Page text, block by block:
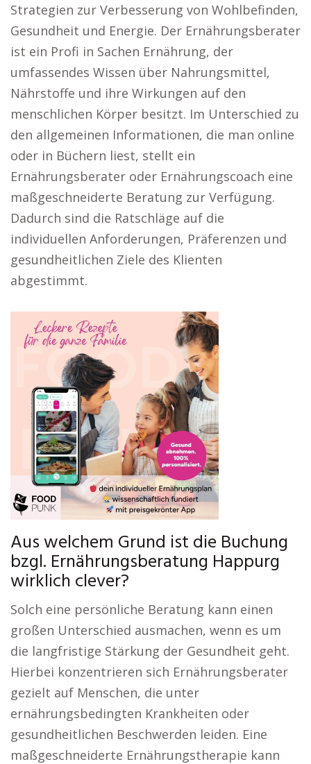
Strategien zur Verbesserung von Wohlbefinden,
Gesundheit und Energie. Der Ernährungsberater
ist ein Profi in Sachen Ernährung, der
umfassendes Wissen über Nahrungsmittel,
Nährstoffe und ihre Wirkungen auf den
menschlichen Körper besitzt. Im Unterschied zu
den allgemeinen Informationen, die man online
oder in Büchern liest, stellt ein
Ernährungsberater oder Ernährungscoach eine
maßgeschneiderte Beratung zur Verfügung.
Dadurch sind die Ratschläge auf die
individuellen Anforderungen, Präferenzen und
gesundheitlichen Ziele des Klienten
abgestimmt.
Aus welchem Grund ist die Buchung
bzgl. Ernährungsberatung Happurg
wirklich clever?
Solch eine persönliche Beratung kann einen
großen Unterschied ausmachen, wenn es um
die langfristige Stärkung der Gesundheit geht.
Hierbei konzentrieren sich Ernährungsberater
gezielt auf Menschen, die unter
ernährungsbedingten Krankheiten oder
gesundheitlichen Beschwerden leiden. Eine
maßgeschneiderte Ernährungstherapie kann